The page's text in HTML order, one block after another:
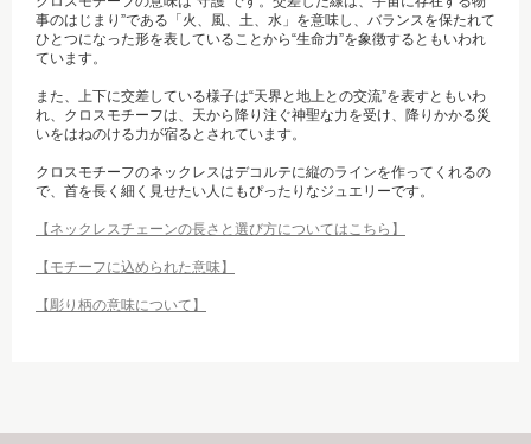
事のはじまり”である「火、風、土、水」を意味し、バランスを保たれて
ひとつになった形を表していることから“生命力”を象徴するともいわれ
ています。
また、上下に交差している様子は“天界と地上との交流”を表すともいわ
れ、クロスモチーフは、天から降り注ぐ神聖な力を受け、降りかかる災
いをはねのける力が宿るとされています。
クロスモチーフのネックレスはデコルテに縦のラインを作ってくれるの
で、首を長く細く見せたい人にもぴったりなジュエリーです。
【ネックレスチェーンの長さと選び方についてはこちら】
【モチーフに込められた意味】
【彫り柄の意味について】